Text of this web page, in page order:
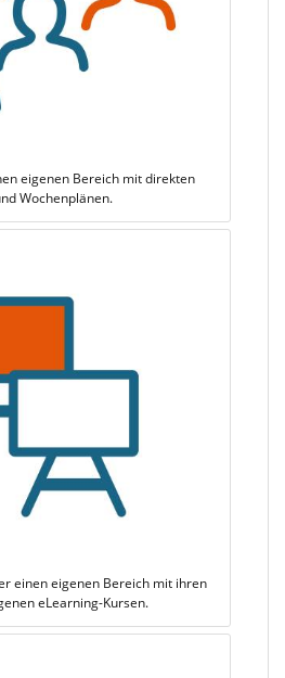
eigenen Bereich mit direkten
Wochenplänen.
einen eigenen Bereich mit ihren
eLearning-Kursen.